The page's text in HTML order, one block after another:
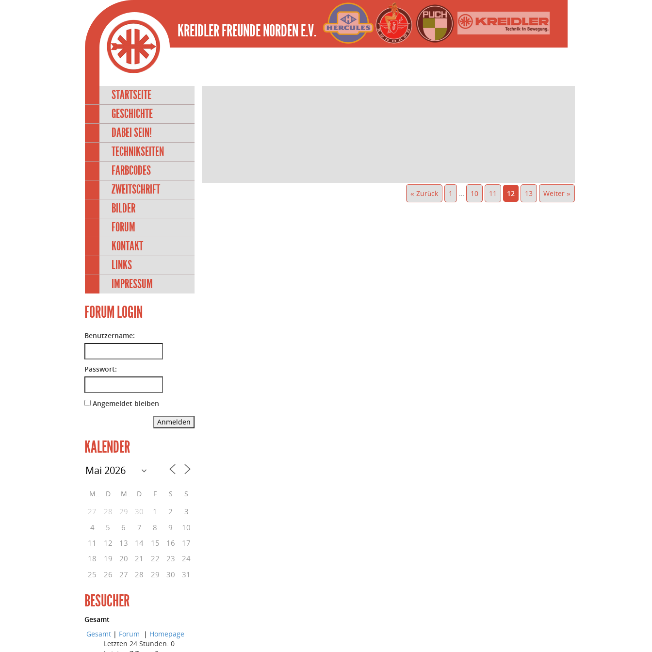
KREIDLER FREUNDE NORDEN E.V.
STARTSEITE
GESCHICHTE
DABEI SEIN!
TECHNIKSEITEN
FARBCODES
ZWEITSCHRIFT
BILDER
FORUM
KONTAKT
LINKS
IMPRESSUM
FORUM LOGIN
Benutzername:
Passwort:
Angemeldet bleiben
Anmelden
KALENDER
M D M D F S S
27 28 29 30 1 2
3
4
5 6 7 8 9
10
11
12 13 14 15 16
17
18
19 20 21 22 23
24
25
26 27 28 29 30 31
BESUCHER
Gesamt
Gesamt | Forum | Homepage
Letzten 24 Stunden: 0
« Zurück 1 … 10 11 12 13 Weiter »